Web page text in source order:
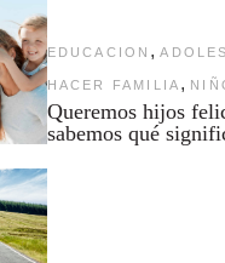
EDUCACION ,
HACER FAMILIA ,
Queremos hijos
sabemos qué